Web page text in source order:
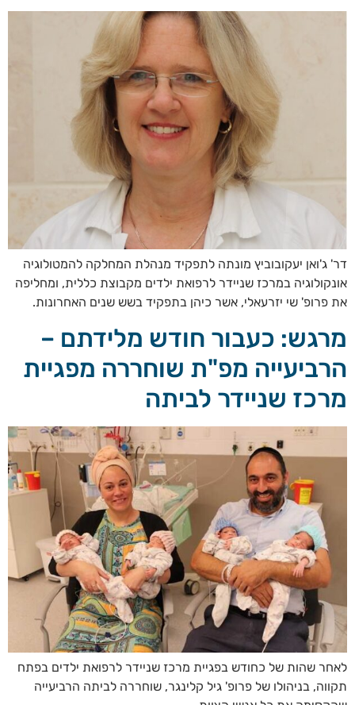
דר' ג'ואן יעקובוביץ מונתה לתפקיד מנהלת המחלקה להמטולוגיה
אונקולוגיה במרכז שניידר לרפואת ילדים מקבוצת כללית, ומחליפה
את פרופ' שי יזרעאלי, אשר כיהן בתפקיד בשש שנים האחרונות.
מרגש: כעבור חודש מלידתם –
הרביעייה מפ"ת שוחררה מפגיית
מרכז שניידר לביתה
לאחר שהות של כחודש בפגיית מרכז שניידר לרפואת ילדים בפתח
תקווה, בניהולו של פרופ' גיל קלינגר, שוחררה לביתה הרביעייה